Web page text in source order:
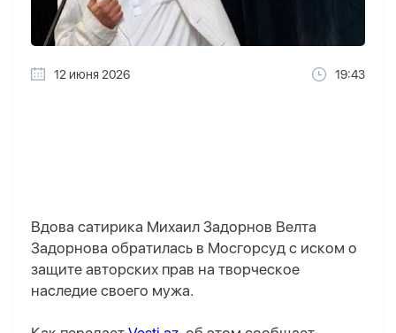
12 июня 2026 19:43
Вдова сатирика Михаил Задорнов Велта
Задорнова обратилась в Мосгорсуд с иском о
защите авторских прав на творческое
наследие своего мужа.